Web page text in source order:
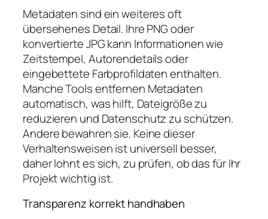
Metadaten sind ein weiteres oft
übersehenes Detail. Ihre PNG oder
konvertierte JPG kann Informationen wie
Zeitstempel, Autorendetails oder
eingebettete Farbprofildaten enthalten.
Manche Tools entfernen Metadaten
automatisch, was hilft, Dateigröße zu
reduzieren und Datenschutz zu schützen.
Andere bewahren sie. Keine dieser
Verhaltensweisen ist universell besser,
daher lohnt es sich, zu prüfen, ob das für Ihr
Projekt wichtig ist.
Transparenz korrekt handhaben